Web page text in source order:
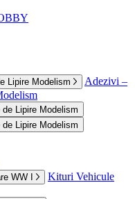
Lipire Modelism
Adezivi –
Lipire Modelism
Lipire Modelism
WW I
Kituri Vehicule